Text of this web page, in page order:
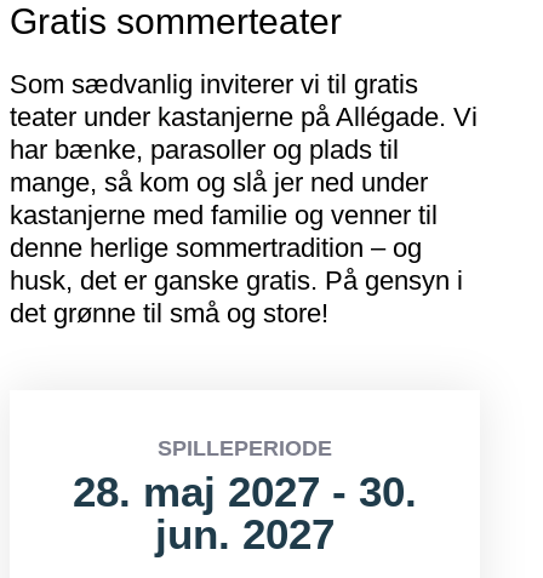
Gratis sommerteater
Som sædvanlig inviterer vi til gratis
teater under kastanjerne på Allégade. Vi
har bænke, parasoller og plads til
mange, så kom og slå jer ned under
kastanjerne med familie og venner til
denne herlige sommertradition – og
husk, det er ganske gratis. På gensyn i
det grønne til små og store!
SPILLEPERIODE
28. maj 2027 - 30.
jun. 2027